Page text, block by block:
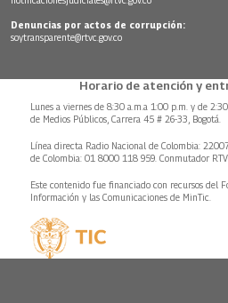
Denuncias por actos de corrupción:
soytransparente@rtvc.gov.co
Horario de atención y
Lunes a viernes de 8:30 a.m.a 1:00 p.m. y de
de Medios Públicos, Carrera 45 # 26-33, Bogotá.
Línea directa Radio Nacional de Colombia:
de Colombia: 01 8000 118 959. Conmutador
Este contenido fue financiado con recursos del
Información y las Comunicaciones de MinTic.